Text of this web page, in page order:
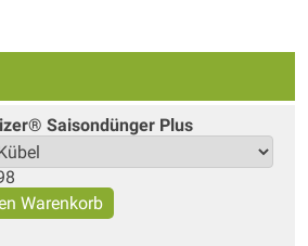
Saisondünger Plus